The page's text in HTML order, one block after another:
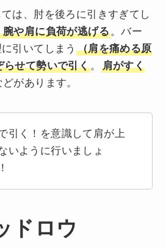
は、肘を後ろに引きすぎてし
や肩に負荷が逃げる。バー
引いてしまう （肩を痛める原
らせて勢いで引く。
肩がすく
どがあります。
引く！を意識して肩が上
いように行いましょ
ドロウ